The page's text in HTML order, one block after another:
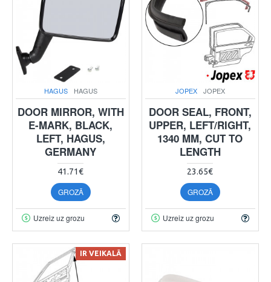
HAGUS HAGUS
DOOR MIRROR, WITH
E-MARK, BLACK,
LEFT, HAGUS,
GERMANY
41.71€
GROZĀ
Uzreiz uz grozu
JOPEX JOPEX
DOOR SEAL, FRONT,
UPPER, LEFT/RIGHT,
1340 MM, CUT TO
LENGTH
23.65€
GROZĀ
Uzreiz uz grozu
IR VEIKALĀ